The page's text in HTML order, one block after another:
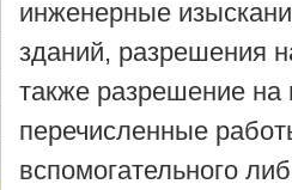
инженерные
зданий, разрешения
также разрешение на
перечисленные
вспомогательного